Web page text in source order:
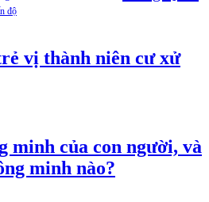
độ
vị thành niên cư xử
minh của con người, và
minh nào?